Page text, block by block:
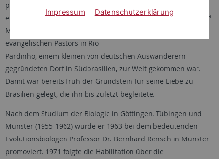
2009 bei der Promotion von Regina
portugiesischen Wörter lernte
er bereits als Kind von seiner
Mutter, die als Tochter eines
evangelischen Pastors in Rio
Pardinho, einem kleinen von deutschen Auswanderern
gegründeten Dorf in Südbrasilien, zur Welt gekommen war.
Damit war bereits früh der Grundstein für seine Liebe zu
Brasilien gelegt, die ihn bis zuletzt begleitete.
Nach dem Studium der Biologie in Göttingen, Tübingen und
Münster (1955-1962) wurde er 1963 bei dem bedeutenden
Evolutionsbiologen Professor Dr. Bernhard Rensch in Münster
promoviert. 1971 folgte die Habilitation über die
Impressum Datenschutzerklärung